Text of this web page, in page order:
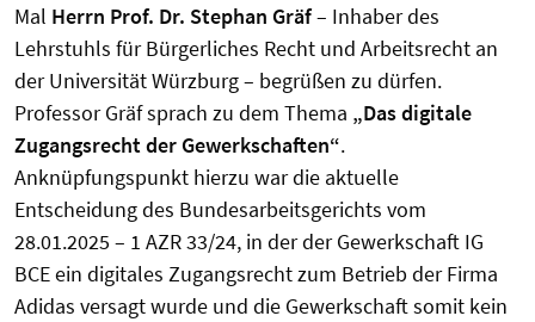
Mal Herrn Prof. Dr. Stephan Gräf– Inhaber des
Lehrstuhls für Bürgerliches Recht und Arbeitsrecht an
der Universität Würzburg – begrüßen zu dürfen.
Professor Gräf sprach zu dem Thema „Das digitale
Zugangsrecht der Gewerkschaften“.
Anknüpfungspunkt hierzu war die aktuelle
Entscheidung des Bundesarbeitsgerichts vom
28.01.2025 – 1 AZR 33/24, in der der Gewerkschaft IG
BCE ein digitales Zugangsrecht zum Betrieb der Firma
Adidas versagt wurde und die Gewerkschaft somit kein